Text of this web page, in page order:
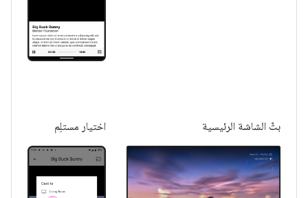
اختيار مستلِم بثّ الشاشة الرئيسية